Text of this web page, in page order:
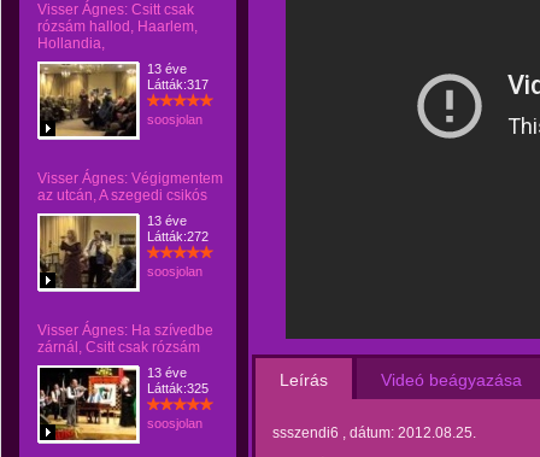
Visser Ágnes: Csitt csak
rózsám hallod, Haarlem,
Hollandia,
13 éve
Látták:317
soosjolan
Visser Ágnes: Végigmentem
az utcán, A szegedi csikós
13 éve
Látták:272
soosjolan
Visser Ágnes: Ha szívedbe
zárnál, Csitt csak rózsám
13 éve
Látták:325
soosjolan
Leírás Videó beágyazása
ssszendi6 , dátum: 2012.08.25.